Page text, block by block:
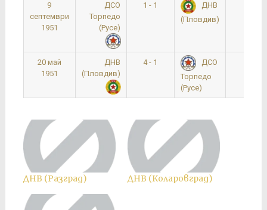
9
септември
1951
ДСО
Торпедо
(Русе)
1 - 1
ДНВ
(Пловдив)
20 май
1951
ДНВ
(Пловдив)
4 - 1
ДСО
Торпедо
(Русе)
ДНВ (Разград) ДНВ (Коларовград)